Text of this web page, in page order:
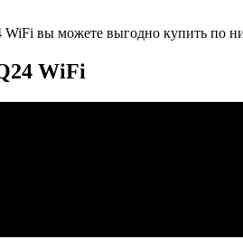
вы можете выгодно купить по
WiFi